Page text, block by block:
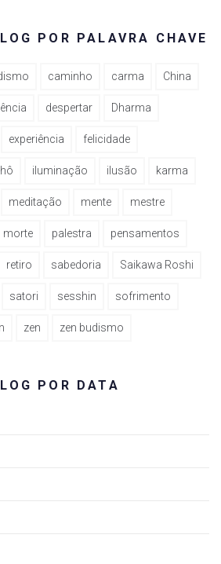
POR PALAVRA CHAVE
caminho carma China
despertar Dharma
experiência felicidade
iluminação ilusão karma
meditação mente mestre
morte palestra pensamentos
retiro sabedoria Saikawa Roshi
satori sesshin sofrimento
zen zen budismo
POR DATA